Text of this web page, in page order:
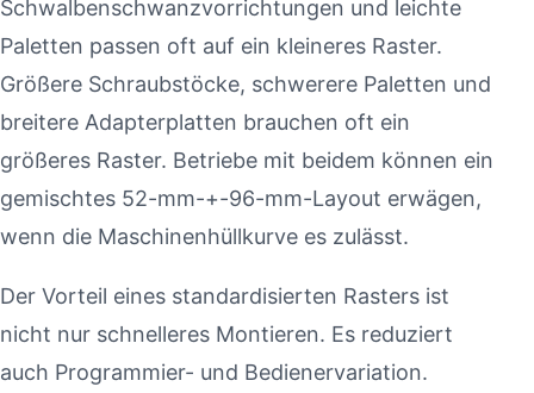
Schwalbenschwanzvorrichtungen und leichte
Paletten passen oft auf ein kleineres Raster.
Größere Schraubstöcke, schwerere Paletten und
breitere Adapterplatten brauchen oft ein
größeres Raster. Betriebe mit beidem können ein
gemischtes 52-mm-+-96-mm-Layout erwägen,
wenn die Maschinenhüllkurve es zulässt.
Der Vorteil eines standardisierten Rasters ist
nicht nur schnelleres Montieren. Es reduziert
auch Programmier- und Bedienervariation.